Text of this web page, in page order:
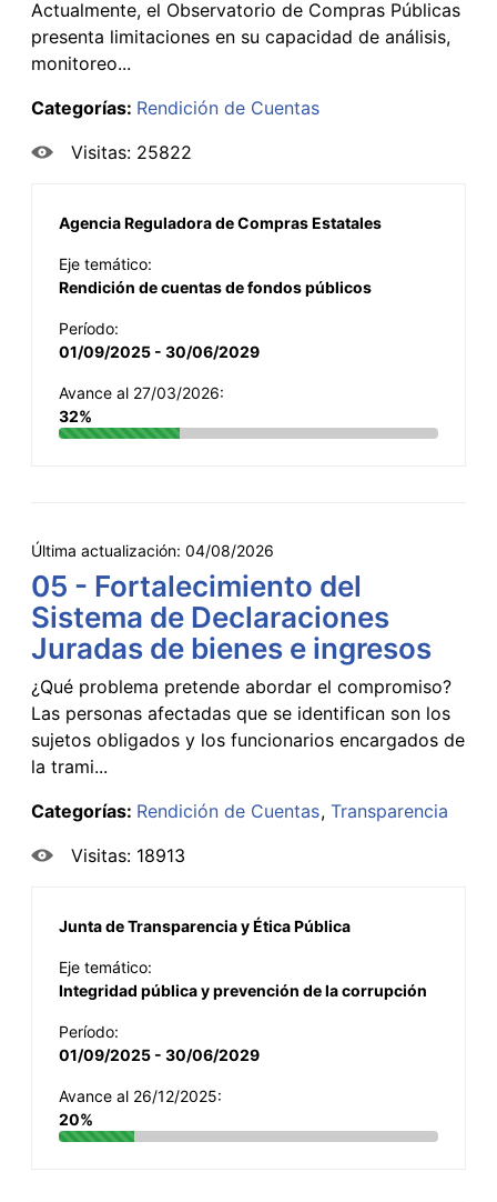
Actualmente, el Observatorio de Compras Públicas
presenta limitaciones en su capacidad de análisis,
monitoreo...
Categorías: Rendición de Cuentas
Visitas: 25822
Agencia Reguladora de Compras Estatales
Eje temático:
Rendición de cuentas de fondos públicos
Período:
01/09/2025 - 30/06/2029
Avance al 27/03/2026:
32%
Última actualización: 04/08/2026
05 - Fortalecimiento del
Sistema de Declaraciones
Juradas de bienes e ingresos
¿Qué problema pretende abordar el compromiso?
Las personas afectadas que se identifican son los
sujetos obligados y los funcionarios encargados de
la trami...
Categorías: Rendición de Cuentas Transparencia
Visitas: 18913
Junta de Transparencia y Ética Pública
Eje temático:
Integridad pública y prevención de la corrupción
Período:
01/09/2025 - 30/06/2029
Avance al 26/12/2025:
20%